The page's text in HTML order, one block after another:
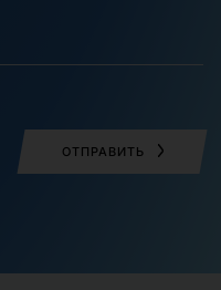
ОТПРАВИТЬ